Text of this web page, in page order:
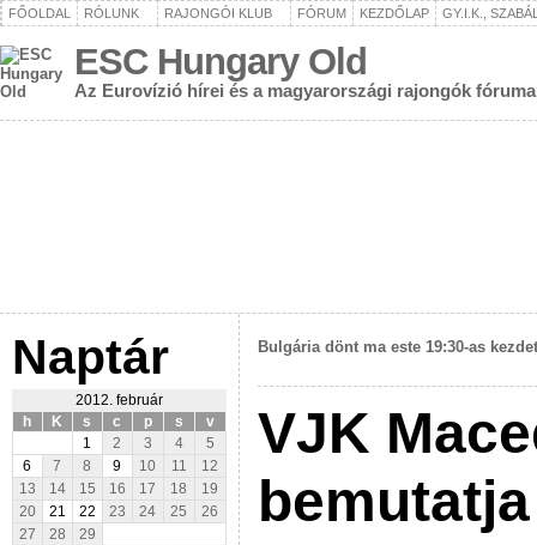
FŐOLDAL RÓLUNK RAJONGÓI KLUB FÓRUM KEZDŐLAP GY.I.K.,
ESC Hungary Old
Az Eurovízió hírei és a magyarországi rajongók fóruma
Naptár
2012. február
h
K s c p s
v
1
2 3 4
5
6
7 8 9 10 11
12
13
14 15 16 17 18
19
20
21 22 23 24 25
26
27
28 29
Bulgária dönt ma este 19:30-as
VJK